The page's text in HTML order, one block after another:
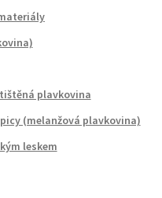
plavkovina
(melanžová plavkovina)
leskem